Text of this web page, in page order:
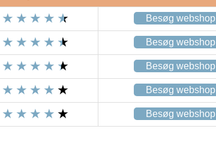
Besøg webshop
Besøg webshop
Besøg webshop
Besøg webshop
Besøg webshop